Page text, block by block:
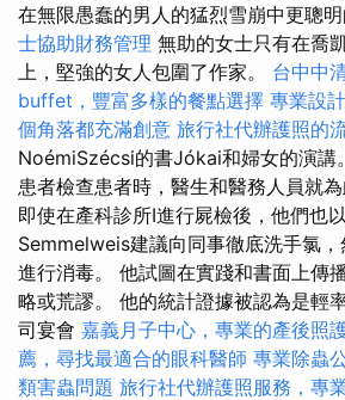
在無限愚蠢的男人的猛烈雪崩中更聰明
士協助財務管理 無助的女士只有在喬
上，堅強的女人包圍了作家。 台中中
buffet，豐富多樣的餐點選擇 專業設
個角落都充滿創意 旅行社代辦護照的
NoémiSzécsi的書Jókai和婦女的演講
患者檢查患者時，醫生和醫務人員就
即使在產科診所I進行屍檢後，他們也以
Semmelweis建議向同事徹底洗手氯
進行消毒。 他試圖在實踐和書面上傳
略或荒謬。 他的統計證據被認為是輕
司宴會 嘉義月子中心，專業的產後照
薦，尋找最適合的眼科醫師 專業除蟲
類害蟲問題 旅行社代辦護照服務，專